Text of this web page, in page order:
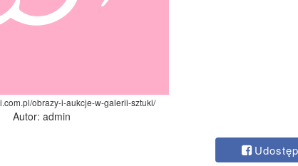
obrazy-i-aukcje-w-galerii-sztuki/
Autor: admin